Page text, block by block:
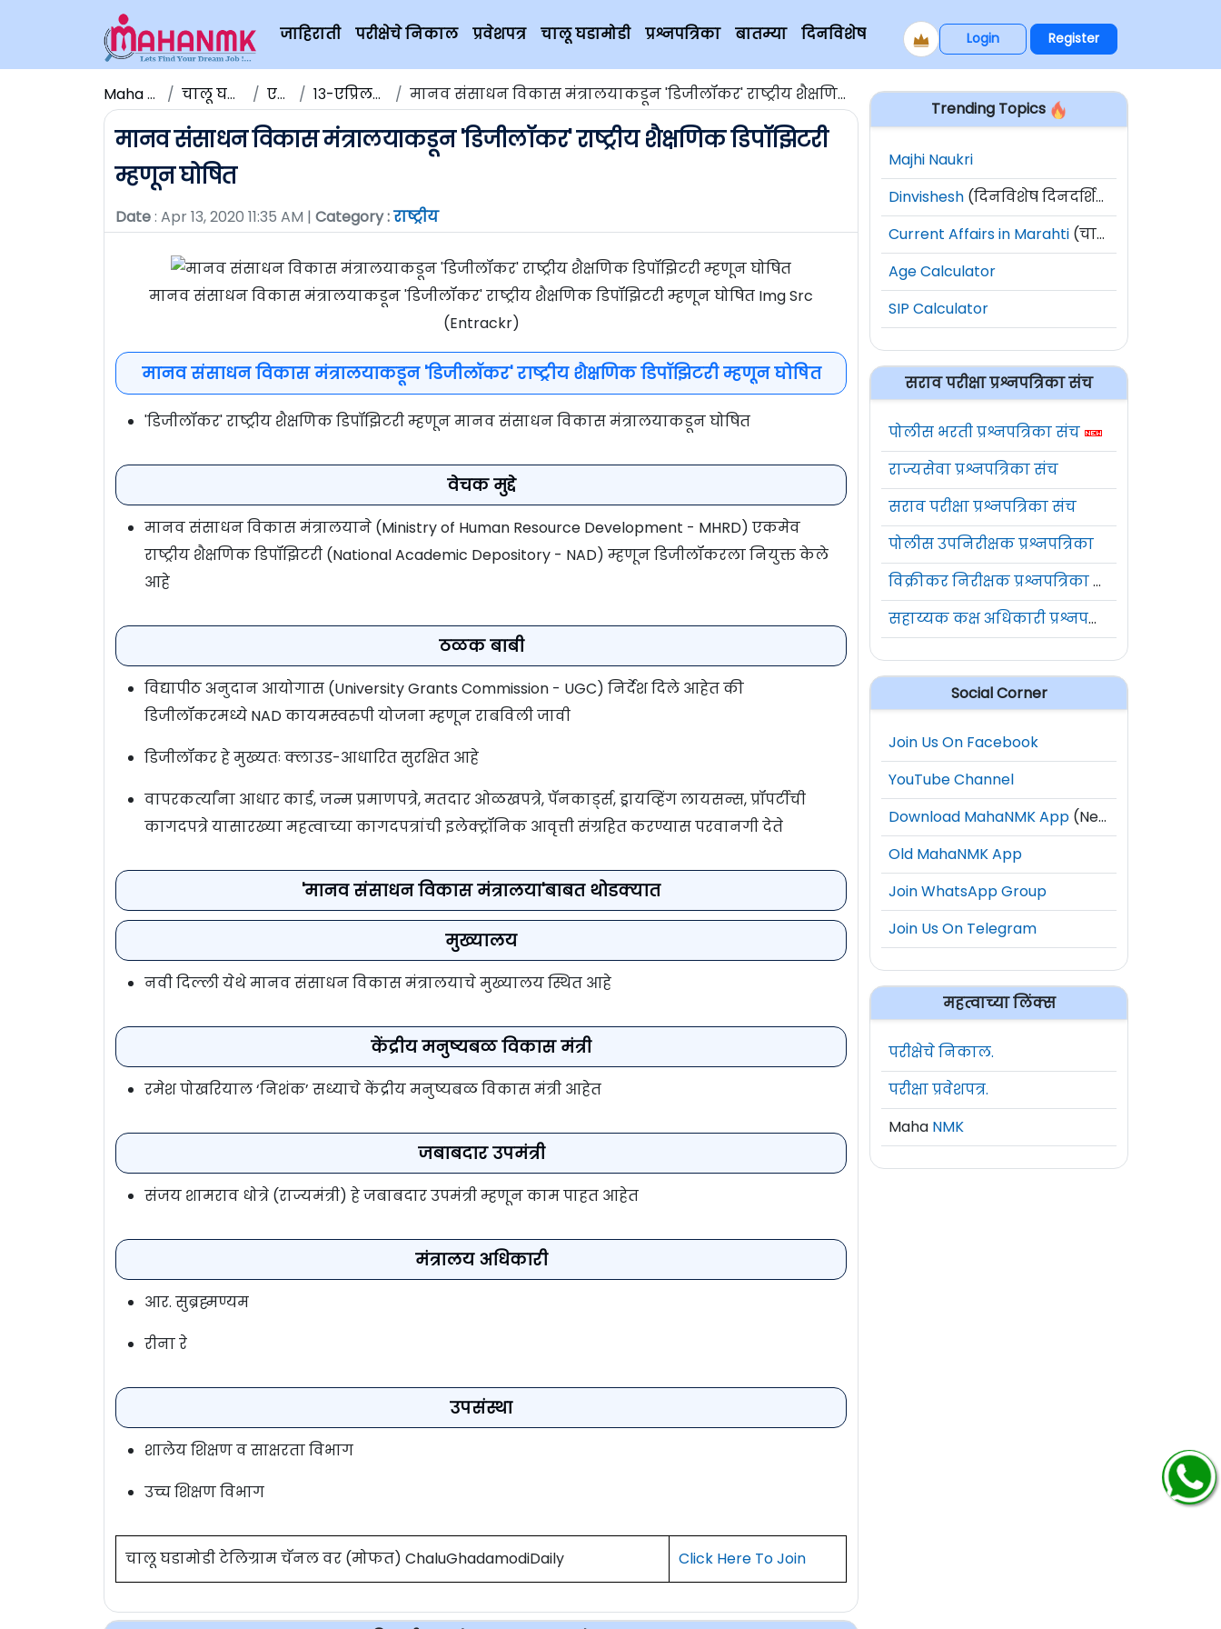
जाहिराती परीक्षेचे निकाल प्रवेशपत्र चालू घडामोडी प्रश्नपत्रिका बातम्या दिनविशेष Login Register
Maha NMK चालू घडामोडी एप्रिल १३-एप्रिल-२०२० मानव संसाधन विकास मंत्रालयाकडून 'डिजीलॉकर' राष्ट्रीय शैक्षणिक डिपॉझिटरी म्हणून घोषित
मानव संसाधन विकास मंत्रालयाकडून 'डिजीलॉकर' राष्ट्रीय शैक्षणिक डिपॉझिटरी
म्हणून घोषित
Date: Apr 13, 2020 11:35 AM | Category :राष्ट्रीय
मानव संसाधन विकास मंत्रालयाकडून 'डिजीलॉकर' राष्ट्रीय शैक्षणिक डिपॉझिटरी म्हणून घोषित Img Src
(Entrackr)
मानव संसाधन विकास मंत्रालयाकडून 'डिजीलॉकर' राष्ट्रीय शैक्षणिक डिपॉझिटरी म्हणून घोषित
'डिजीलॉकर' राष्ट्रीय शैक्षणिक डिपॉझिटरी म्हणून मानव संसाधन विकास मंत्रालयाकडून घोषित
वेचक मुद्दे
मानव संसाधन विकास मंत्रालयाने (Ministry of Human Resource Development - MHRD) एकमेव
राष्ट्रीय शैक्षणिक डिपॉझिटरी (National Academic Depository - NAD) म्हणून डिजीलॉकरला नियुक्त केले
आहे
ठळक बाबी
विद्यापीठ अनुदान आयोगास (University Grants Commission - UGC) निर्देश दिले आहेत की
डिजीलॉकरमध्ये NAD कायमस्वरुपी योजना म्हणून राबविली जावी
डिजीलॉकर हे मुख्यतः क्लाउड-आधारित सुरक्षित आहे
वापरकर्त्यांना आधार कार्ड, जन्म प्रमाणपत्रे, मतदार ओळखपत्रे, पॅनकार्ड्स, ड्रायव्हिंग लायसन्स, प्रॉपर्टीची
कागदपत्रे यासारख्या महत्वाच्या कागदपत्रांची इलेक्ट्रॉनिक आवृत्ती संग्रहित करण्यास परवानगी देते
'मानव संसाधन विकास मंत्रालया'बाबत थोडक्यात
मुख्यालय
नवी दिल्ली येथे मानव संसाधन विकास मंत्रालयाचे मुख्यालय स्थित आहे
केंद्रीय मनुष्यबळ विकास मंत्री
रमेश पोखरियाल ‘निशंक’ सध्याचे केंद्रीय मनुष्यबळ विकास मंत्री आहेत
जबाबदार उपमंत्री
संजय शामराव धोत्रे (राज्यमंत्री) हे जबाबदार उपमंत्री म्हणून काम पाहत आहेत
मंत्रालय अधिकारी
आर. सुब्रह्मण्यम
रीना रे
उपसंस्था
शालेय शिक्षण व साक्षरता विभाग
उच्च शिक्षण विभाग
चालू घडामोडी टेलिग्राम चॅनल वर (मोफत) ChaluGhadamodiDaily Click Here To Join
Trending Topics
Majhi Naukri
Dinvishesh (दिनविशेष दिनदर्शिका)
Current Affairs in Marahti (चालू घडामोडी)
Age Calculator
SIP Calculator
सराव परीक्षा प्रश्नपत्रिका संच
पोलीस भरती प्रश्नपत्रिका संच
राज्यसेवा प्रश्नपत्रिका संच
सराव परीक्षा प्रश्नपत्रिका संच
पोलीस उपनिरीक्षक प्रश्नपत्रिका
विक्रीकर निरीक्षक प्रश्नपत्रिका संच
सहाय्यक कक्ष अधिकारी प्रश्नपत्रिका संच
Social Corner
Join Us On Facebook
YouTube Channel
Download MahaNMK App (New)
Old MahaNMK App
Join WhatsApp Group
Join Us On Telegram
महत्वाच्या लिंक्स
परीक्षेचे निकाल.
परीक्षा प्रवेशपत्र.
Maha NMK